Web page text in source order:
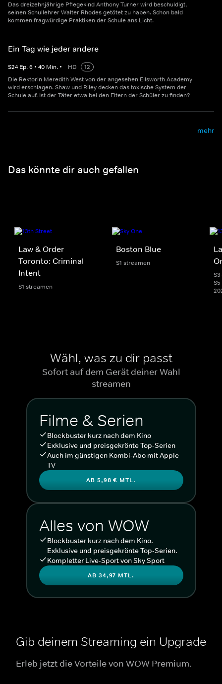
Das dreizehnjährige Pflegekind Anthony Turner wird beschuldigt,
seinen Schullehrer Walter Rhodes getötet zu haben. Schon bald
kommen fragwürdige Praktiken der Schule ans Licht.
Ein Tag wie jeder andere
S24 Ep.6 • 40 Min. • HD
12
Die Rektorin Meredith West von der angesehen Ellsworth Academy
wird erschlagen. Shaw und Riley decken das toxische System der
Schule auf. Ist der Täter etwa bei den Eltern der Schüler zu finden?
mehr
Das könnte dir auch gefallen
Law & Order
Toronto: Criminal
Intent
S1 streamen
Boston Blue
S1 streamen
Wähl, was zu dir passt
Sofort auf dem Gerät deiner Wahl
streamen
Filme & Serien
Blockbuster kurz nach dem Kino
Exklusive und preisgekrönte Top-Serien
Auch im günstigen Kombi-Abo mit Apple
TV
AB 5,98 € MTL.
Alles von WOW
Blockbuster kurz nach dem Kino.
Exklusive und preisgekrönte Top-Serien.
Kompletter Live-Sport von Sky Sport
AB 34,97 MTL.
Gib deinem Streaming ein Upgrade
Erleb jetzt die Vorteile von WOW Premium.